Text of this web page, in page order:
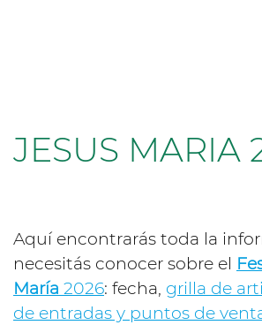
JESUS MARIA
Aquí encontrarás toda la
necesitás conocer sobre el
María 2026: fecha, grilla de
de entradas y puntos de